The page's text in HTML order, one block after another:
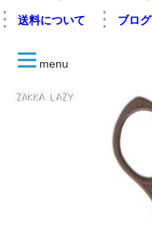
送料について ブログ
menu